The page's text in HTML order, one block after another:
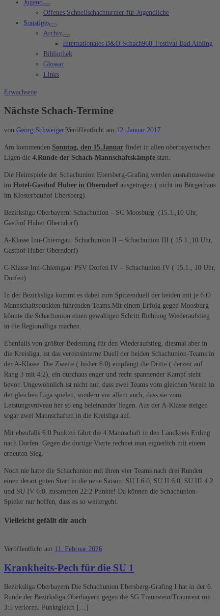
Jugend
Offenes Schnellschachturnier für Jugendliche
Sonstiges
Archiv
Internationales B&O Schach960–Festival Bad Aibling
Bibliothek
Glossar
Links
Erwachsene
Nächste Schach-Termine
von Georg Schweiger|Veröffentlicht am 12. Januar 2017
Am kommenden Sonntag, den 15.Januar findet in allen oberbayerischen
Ligen die 4.Runde der Schach-Mannschaftskämpfe statt.
Die Heimspiele der Schachunion Ebersberg-Grafing werden ausnahmsweise
im Hotel-Gasthof Huber in Oberndorf ausgetragen ( nicht im Bürgerhaus
im Klosterbauhof Ebersberg).
Bezirksliga Oberbayern: Schachunion – SC Moosburg (15.1.,10 Uhr,
Gasthof Huber Oberndorf)
A-Klasse Inn-Chiemgau: Schachunion II – Schachunion III ( 15.1.,10 Uhr,
Gasthof Huber Oberndorf)
C-Klasse Inn-Chiemgau: PSV Dorfen IV – Schachunion IV ( 15.1., 10 Uhr,
Dorfen)
In der Bezirksliga kommt es dabei zum Spitzenduell der beiden mit je 6:O
Mannschaftspunkten führenden Teams.Mit einem Erfolg gegen Moosburg
könnte die Schachunion einen gewaltigen Schritt Richtung Wiederaufstieg
in die Regionalliga machen.
Ebenfalls von größter Bedeutung für den Wiederaufstieg, diesmal aber in
die Kreisliga, ist das vereinsinterne Duell der beiden Schachunion-Teams in
der A-Klasse. Die Zweite ( bisher 6:0) empfängt die Dritte ( derzeit auf
Rang 3 mit 4:2), ein durchaus enger und recht spannender Kampf steht
bevor. Ungewöhnlich ist nicht nur, dass zwei Teams vom gleichen Verein in
der gleichen Liga spielen, sondern vor allem auch, dass sie vom
Leistungsvniveau her so eng beieinander liegen. Aus der A-Klasse steigen
sogar zwei Mannschaften in die Kreisliga auf.
Mit ebenfalls 6:0 Punkten fährt die 4.Mannschaft in den Landkreis Erding
nach Dorfen. Gegen die dortige Vierte rechnet man eignetlich mit einem
erneuten Sieg.
Noch nie hatte die Schachunion mit ihren vier Teams nach drei Runden
einen derart guten Start in die neue Saison: SU I 6:0, SU II 6:0, SU III 4:2
und SU IV 6:0, zusammen 22:2 Punkte! Da können die Schachunion-
Spieler nur hoffen, dass es so weitergeht.
Vielleicht gefällt dir auch
Veröffentlicht am 11. Februar 2026
Krankheits-Pech für die SU 1
Bezirksliga Oberbayern Die Schachunion Ebersberg-Grafing I hat in der 6.
Runde der Bezirksliga Oberbayern gegen die SG Traunstein/Traunreut mit
3:5 verloren. Punktgleich […]